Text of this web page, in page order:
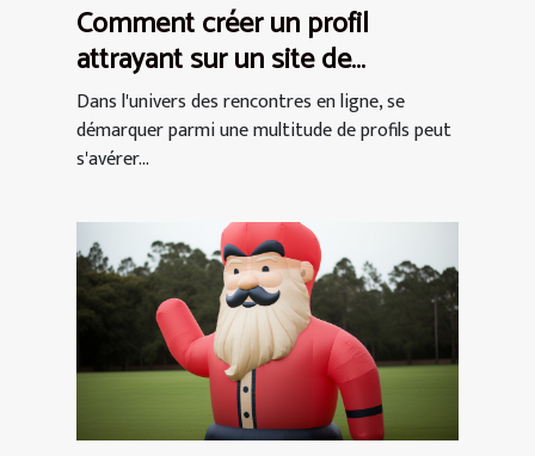
Comment créer un profil
attrayant sur un site de
rencontres pour femmes
Dans l'univers des rencontres en ligne, se
démarquer parmi une multitude de profils peut
s'avérer...